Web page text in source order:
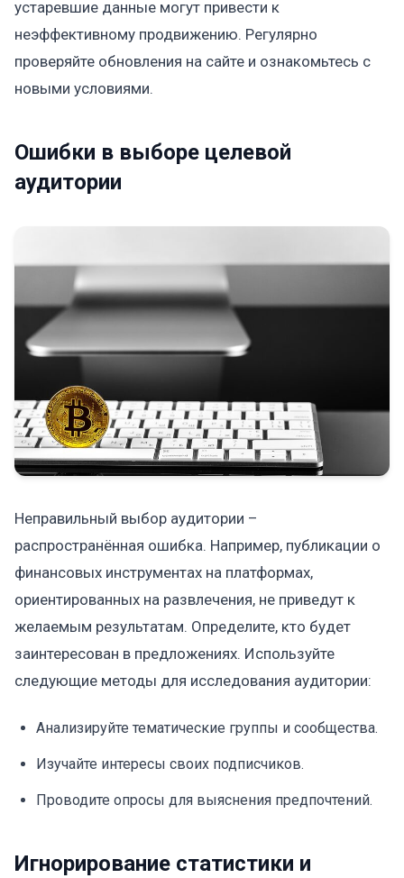
устаревшие данные могут привести к
неэффективному продвижению. Регулярно
проверяйте обновления на сайте и ознакомьтесь с
новыми условиями.
Ошибки в выборе целевой
аудитории
Неправильный выбор аудитории –
распространённая ошибка. Например, публикации о
финансовых инструментах на платформах,
ориентированных на развлечения, не приведут к
желаемым результатам. Определите, кто будет
заинтересован в предложениях. Используйте
следующие методы для исследования аудитории:
Анализируйте тематические группы и сообщества.
Изучайте интересы своих подписчиков.
Проводите опросы для выяснения предпочтений.
Игнорирование статистики и